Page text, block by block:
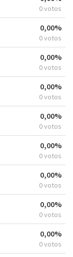
0 votos
0,00%
0 votos
0,00%
0 votos
0,00%
0 votos
0,00%
0 votos
0,00%
0 votos
0,00%
0 votos
0,00%
0 votos
0,00%
0 votos